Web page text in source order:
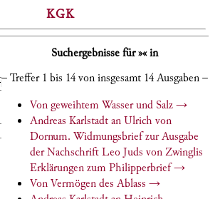
KGK
Suchergebnisse für »« in
– Treffer 1 bis 14 von insgesamt 14 Ausgaben –
Von geweihtem Wasser und Salz→
Andreas Karlstadt an Ulrich von
Dornum. Widmungsbrief zur Ausgabe
der Nachschrift Leo Juds von Zwinglis
Erklärungen zum Philipperbrief→
Von Vermögen des Ablass →